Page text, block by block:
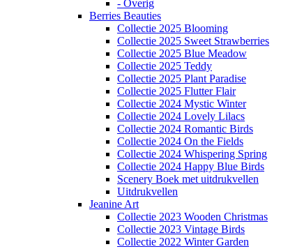
- Overig
Berries Beauties
Collectie 2025 Blooming
Collectie 2025 Sweet Strawberries
Collectie 2025 Blue Meadow
Collectie 2025 Teddy
Collectie 2025 Plant Paradise
Collectie 2025 Flutter Flair
Collectie 2024 Mystic Winter
Collectie 2024 Lovely Lilacs
Collectie 2024 Romantic Birds
Collectie 2024 On the Fields
Collectie 2024 Whispering Spring
Collectie 2024 Happy Blue Birds
Scenery Boek met uitdrukvellen
Uitdrukvellen
Jeanine Art
Collectie 2023 Wooden Christmas
Collectie 2023 Vintage Birds
Collectie 2022 Winter Garden